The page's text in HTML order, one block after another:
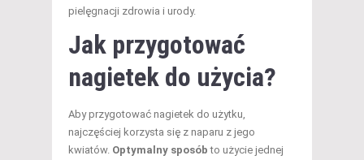
pielęgnacji zdrowia i urody.
Jak przygotować
nagietek do użycia?
Aby przygotować nagietek do użytku,
najczęściej korzysta się z naparu z jego
kwiatów. Optymalny sposób to użycie jednej